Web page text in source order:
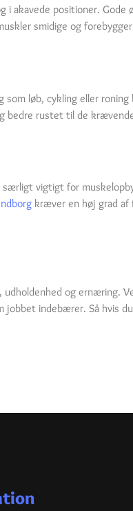
akavede positioner. Gode
smidige og
løb, cykling eller
bedre rustet til de
vigtigt for
kræver en høj grad af
og ernæring.
indebærer. Så hvis